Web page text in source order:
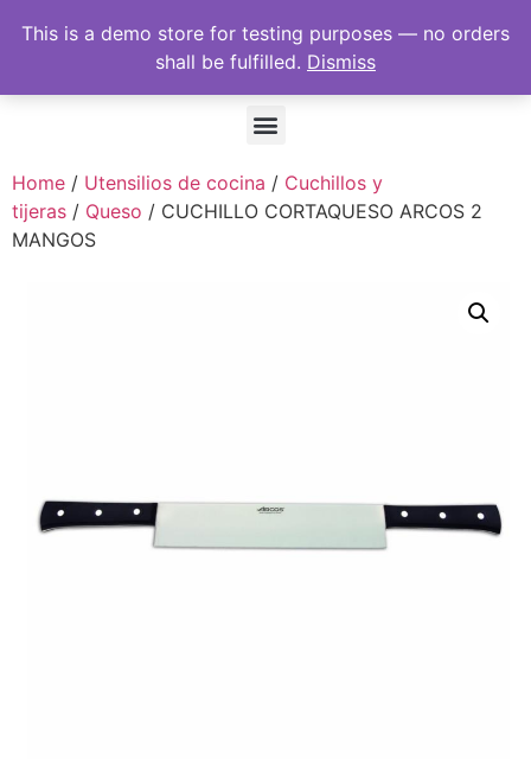
Home / Utensilios de cocina / Cuchillos y
tijeras / Queso / CUCHILLO CORTAQUESO ARCOS 2
MANGOS
This is a demo store for testing purposes — no orders
shall be fulfilled. Dismiss